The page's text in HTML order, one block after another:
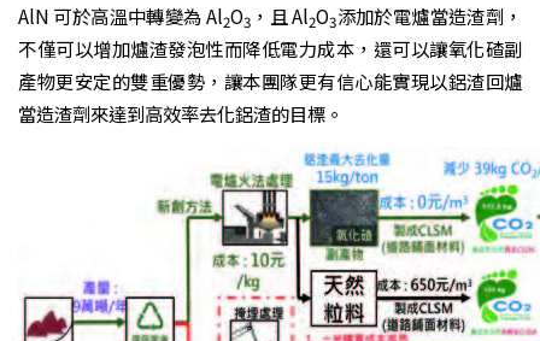
AlN 可於高溫中轉變為 Al2O3，且 Al2O3添加於電爐當造渣劑，
不僅可以增加爐渣發泡性而降低電力成本，還可以讓氧化碴副
產物更安定的雙重優勢，讓本團隊更有信心能實現以鋁渣回爐
當造渣劑來達到高效率去化鋁渣的目標。